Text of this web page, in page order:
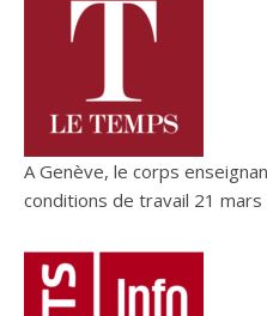
A Genève, le corps
conditions de travail 21